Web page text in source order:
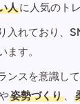
人に人気のト
入れており、
ます。
ンスを意識し
姿勢づくり 、